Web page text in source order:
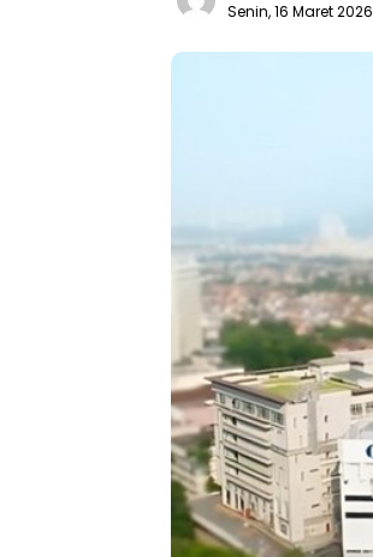
Senin, 16 Maret 2026